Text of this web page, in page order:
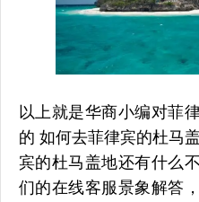
以上就是华商小编对菲
的 如何去菲律宾的杜马
宾的杜马盖地还有什么
们的在线客服景象解答